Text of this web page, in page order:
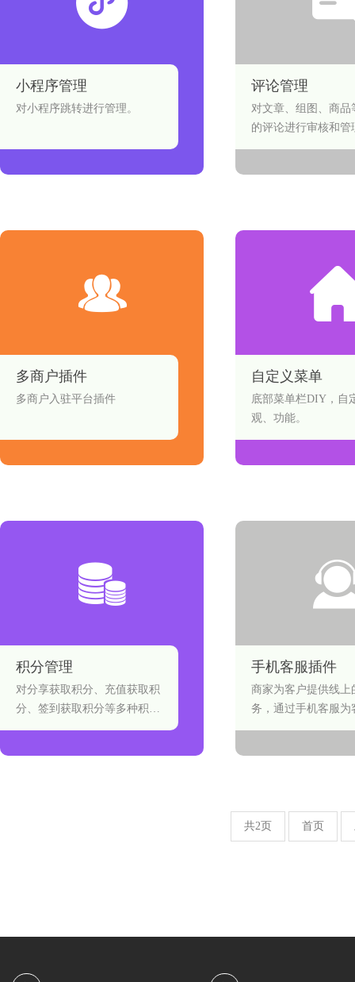
小程序管理
对小程序跳转进行管理。
评论管理
对文章、组图、商品
的评论进行审核和管
多商户插件
多商户入驻平台插件
自定义菜单
底部菜单栏DIY，自
观、功能。
积分管理
对分享获取积分、充值获取积
分、签到获取积分等多种积分
获取形式以及积分兑换进行管
手机客服插件
商家为客户提供线上
务，通过手机客服为
需求问题。
共2页 首页